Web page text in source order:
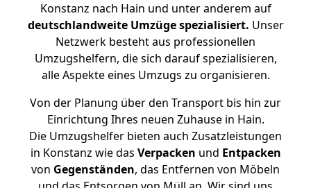
Konstanz nach Hain und unter anderem auf
deutschlandweite Umzüge spezialisiert. Unser
Netzwerk besteht aus professionellen
Umzugshelfern, die sich darauf spezialisieren,
alle Aspekte eines Umzugs zu organisieren.
Von der Planung über den Transport bis hin zur
Einrichtung Ihres neuen Zuhause in Hain.
Die Umzugshelfer bieten auch Zusatzleistungen
in Konstanz wie das Verpacken und Entpacken
von Gegenständen, das Entfernen von Möbeln